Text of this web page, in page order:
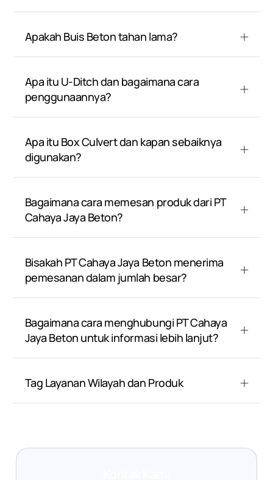
Apakah Buis Beton tahan lama?
Apa itu U-Ditch dan bagaimana cara
penggunaannya?
Apa itu Box Culvert dan kapan sebaiknya
digunakan?
Bagaimana cara memesan produk dari PT
Cahaya Jaya Beton?
Bisakah PT Cahaya Jaya Beton menerima
pemesanan dalam jumlah besar?
Bagaimana cara menghubungi PT Cahaya
Jaya Beton untuk informasi lebih lanjut?
Tag Layanan Wilayah dan Produk